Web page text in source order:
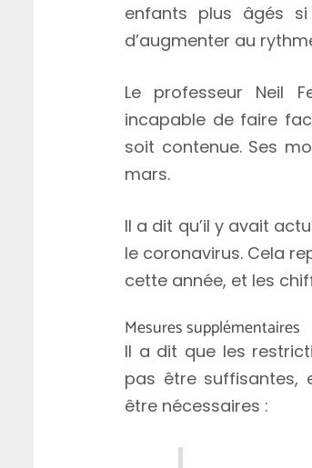
enfants plus âgés
d’augmenter au
Le professeur Neil
incapable de faire
soit contenue. Ses
mars.
Il a dit qu’il y avait
le coronavirus. Cela
cette année, et les
Mesures supplémentaires
Il a dit que les
pas être suffisantes,
être nécessaires :